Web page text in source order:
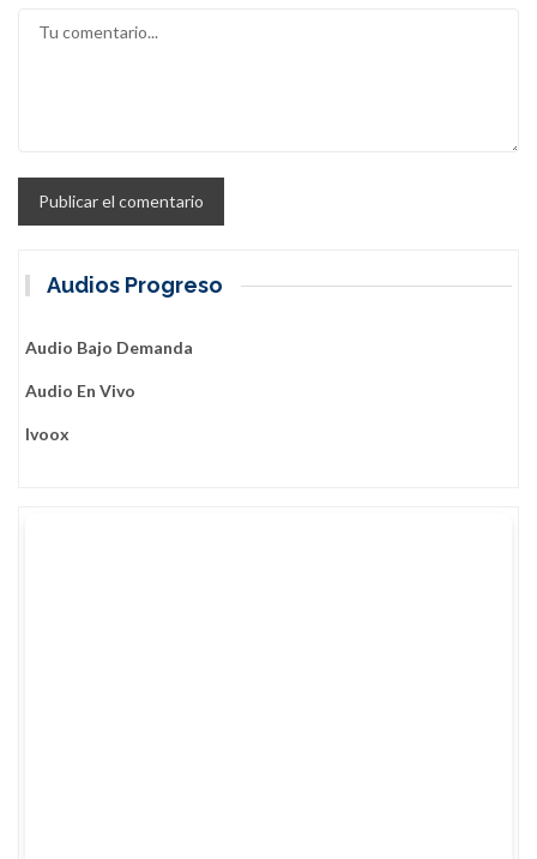
Audios Progreso
Audio Bajo Demanda
Audio En Vivo
Ivoox